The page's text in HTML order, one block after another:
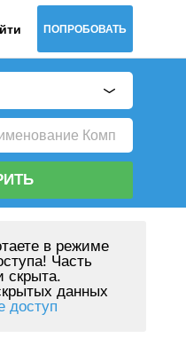
ПОПРОБОВАТЬ
в режиме
Часть
скрыта.
данных
доступ